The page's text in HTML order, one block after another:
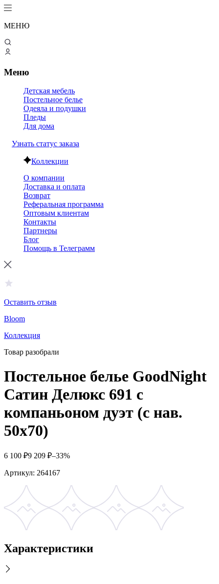
МЕНЮ
Меню
Детская мебель
Постельное белье
Одеяла и подушки
Пледы
Для дома
Узнать статус заказа
Коллекции
О компании
Доставка и оплата
Возврат
Реферальная программа
Оптовым клиентам
Контакты
Партнеры
Блог
Помощь в Телеграмм
Оставить отзыв
Bloom
Коллекция
Товар разобрали
Постельное белье GoodNight
Сатин Делюкс 691 с
компаньоном дуэт (с нав.
50х70)
6 100 ₽9 209 ₽–33%
Артикул: 264167
Характеристики